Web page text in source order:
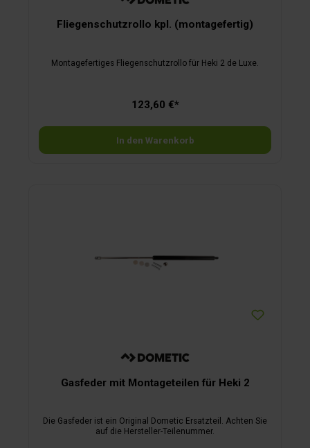
Fliegenschutzrollo kpl. (montagefertig)
Montagefertiges Fliegenschutzrollo für Heki 2 de Luxe.
123,60 €*
In den Warenkorb
Gasfeder mit Montageteilen für Heki 2
Die Gasfeder ist ein Original Dometic Ersatzteil. Achten Sie
auf die Hersteller-Teilenummer.